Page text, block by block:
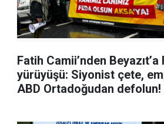
Fatih Camii’nden
yürüyüşü: Siyonist çete,
ABD Ortadoğudan defolun!